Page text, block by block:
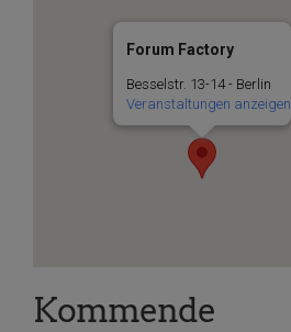
Forum Factory
Besselstr. 13-14 - Berlin
Veranstaltungen anzeigen
Kommende